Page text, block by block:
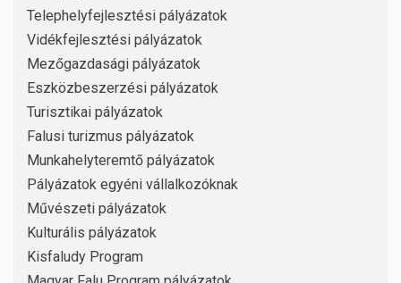
Telephelyfejlesztési pályázatok
Vidékfejlesztési pályázatok
Mezőgazdasági pályázatok
Eszközbeszerzési pályázatok
Turisztikai pályázatok
Falusi turizmus pályázatok
Munkahelyteremtő pályázatok
Pályázatok egyéni vállalkozóknak
Művészeti pályázatok
Kulturális pályázatok
Kisfaludy Program